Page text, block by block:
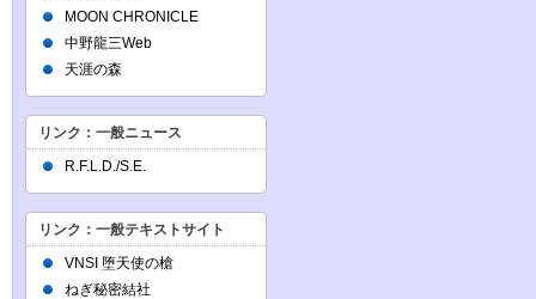
MOON CHRONICLE
中野龍三Web
天涯の森
リンク：一般ニュース
R.F.L.D./S.E.
リンク：一般テキストサイト
VNSI 堕天使の槍
ねぎ秘密結社